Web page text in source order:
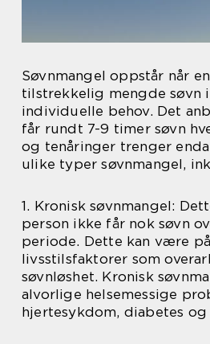
Søvnmangel oppstår når
tilstrekkelig mengde søvn
individuelle behov. Det
får rundt 7-9 timer søvn
og tenåringer trenger
ulike typer søvnmangel,
1. Kronisk søvnmangel:
person ikke får nok søvn
periode. Dette kan være
livsstilsfaktorer som
søvnløshet. Kronisk
alvorlige helsemessige
hjertesykdom, diabetes og